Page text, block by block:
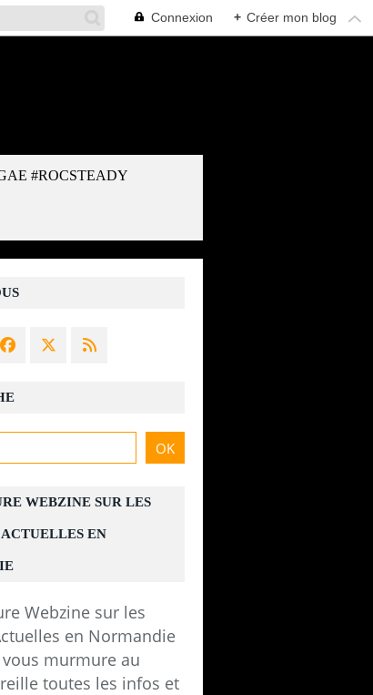
Connexion + Créer mon blog
#ROCSTEADY
WEBZINE SUR LES
EN
vous murmure au
toutes les infos et